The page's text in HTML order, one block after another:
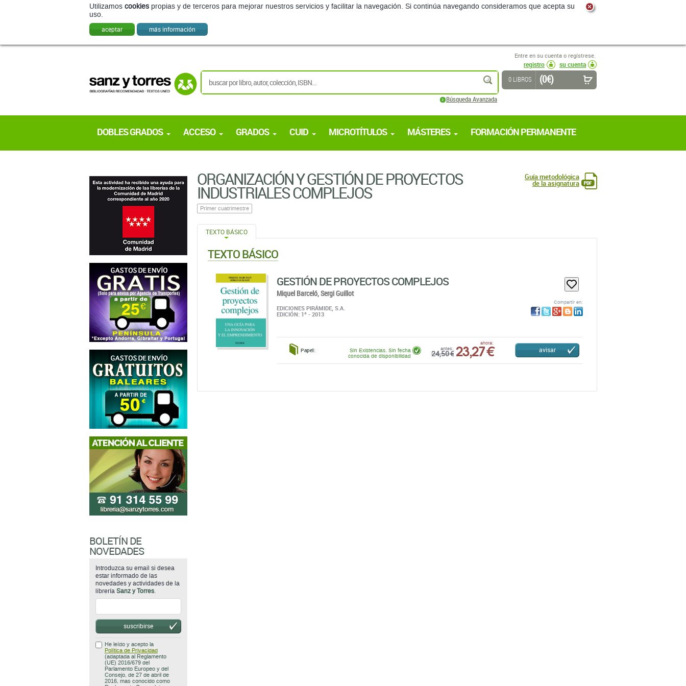
Utilizamos cookies propias y de terceros para mejorar nuestros servicios y facilitar la navegación. Si continúa navegando consideramos que acepta su
uso.
aceptar más información
Entre en su cuenta o regístrese.
registro
su cuenta
buscar
Búsqueda Avanzada
0 LIBROS (0 €)
DOBLES GRADOS ACCESO GRADOS CUID MICROTÍTULOS MÁSTERES FORMACIÓN PERMANENTE
ORGANIZACIÓN Y GESTIÓN DE PROYECTOS
INDUSTRIALES COMPLEJOS
Primer cuatrimestre
Guía metodológica
de la asignatura
TEXTO BÁSICO
TEXTO BÁSICO
GESTIÓN DE PROYECTOS COMPLEJOS
Miquel Barceló,Sergi Guillot
EDICIONES PIRÁMIDE, S.A.
EDICIÓN: 1ª - 2013
Compartir en:
Papel: antes:
24,50 €
ahora:
23,27 €
Sin Existencias. Sin fecha
conocida de disponibilidad
avisar
BOLETÍN DE
NOVEDADES
Introduzca su email si desea
estar informado de las
novedades y actividades de la
librería Sanz y Torres.
suscribirse
He leído y acepto la
Política de Privacidad
(adaptada al Reglamento
(UE) 2016/679 del
Parlamento Europeo y del
Consejo, de 27 de abril de
2016, mas conocido como